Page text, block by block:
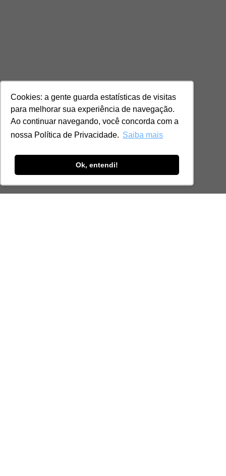
Cookies: a gente guarda estatísticas de visitas
para melhorar sua experiência de navegação.
Ao continuar navegando, você concorda com a
nossa Política de Privacidade. Saiba mais
Ok, entendi!